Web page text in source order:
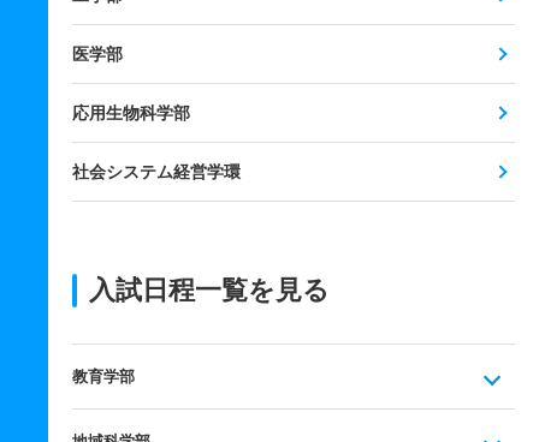
医学部
応用生物科学部
社会システム経営学環
入試日程一覧を見る
教育学部